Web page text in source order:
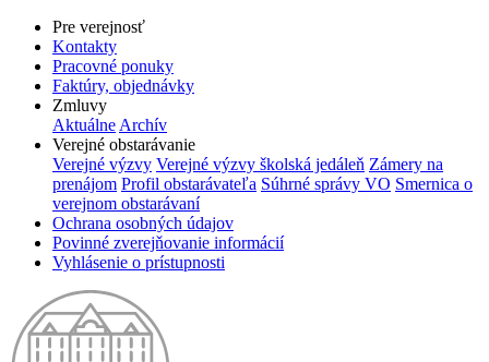
Pre verejnosť
Kontakty
Pracovné ponuky
Faktúry, objednávky
Zmluvy
Aktuálne Archív
Verejné obstarávanie
Verejné výzvy Verejné výzvy školská jedáleň Zámery na
prenájom Profil obstarávateľa Súhrné správy VO Smernica o
verejnom obstarávaní
Ochrana osobných údajov
Povinné zverejňovanie informácií
Vyhlásenie o prístupnosti